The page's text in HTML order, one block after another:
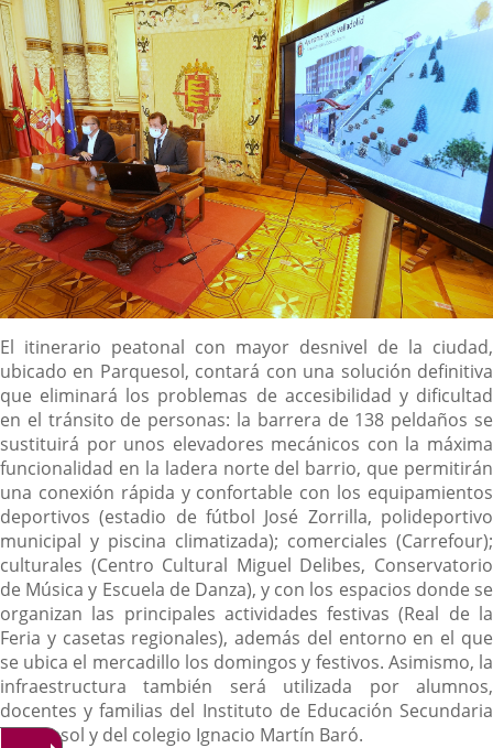
Descripción
El itinerario peatonal con mayor desnivel de la ciudad,
ubicado en Parquesol, contará con una solución definitiva
que eliminará los problemas de accesibilidad y dificultad
en el tránsito de personas: la barrera de 138 peldaños se
sustituirá por unos elevadores mecánicos con la máxima
funcionalidad en la ladera norte del barrio, que permitirán
una conexión rápida y confortable con los equipamientos
deportivos (estadio de fútbol José Zorrilla, polideportivo
municipal y piscina climatizada); comerciales (Carrefour);
culturales (Centro Cultural Miguel Delibes, Conservatorio
de Música y Escuela de Danza), y con los espacios donde se
organizan las principales actividades festivas (Real de la
Feria y casetas regionales), además del entorno en el que
se ubica el mercadillo los domingos y festivos. Asimismo, la
infraestructura también será utilizada por alumnos,
docentes y familias del Instituto de Educación Secundaria
Parquesol y del colegio Ignacio Martín Baró.